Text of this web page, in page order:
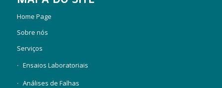
Home Page
Sobre nós
Serviços
Ensaios Laboratoriais
Análises de Falhas